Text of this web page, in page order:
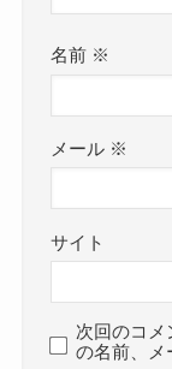
名前 ※
メール ※
サイト
次回のコメ
の名前、メ